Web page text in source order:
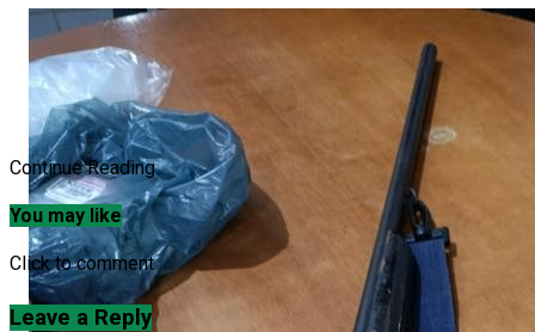
Continue Reading
You may like
Click to comment
Leave a Reply